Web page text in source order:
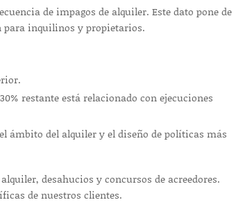
de impagos de alquiler. Este dato pone de
para inquilinos y propietarios.
restante está relacionado con ejecuciones
ámbito del alquiler y el diseño de políticas más
desahucios y concursos de acreedores.
de nuestros clientes.